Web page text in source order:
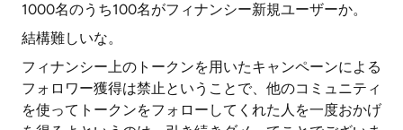
1000名のうち100名がフィナンシー新規ユーザーか。
結構難しいな。
フィナンシー上のトークンを用いたキャンペーンによる
フォロワー獲得は禁止ということで、他のコミュニティ
を使ってトークンをフォローしてくれた人を一度おかげ